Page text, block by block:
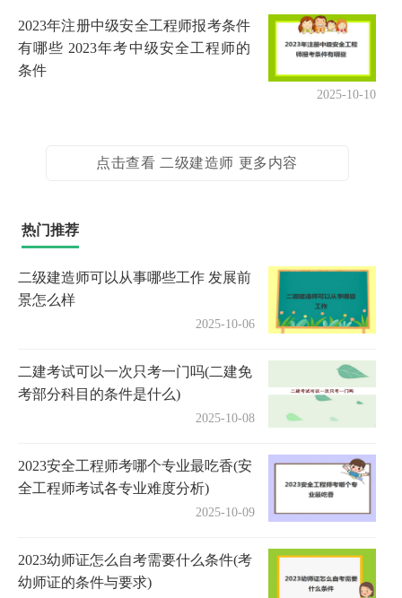
2023年注册中级安全工程师报考条件
有哪些 2023年考中级安全工程师的
条件
2025-10-10
点击查看 二级建造师 更多内容
热门推荐
二级建造师可以从事哪些工作 发展前
景怎么样
2025-10-06
二建考试可以一次只考一门吗(二建免
考部分科目的条件是什么)
2025-10-08
2023安全工程师考哪个专业最吃香(安
全工程师考试各专业难度分析)
2025-10-09
2023幼师证怎么自考需要什么条件(考
幼师证的条件与要求)